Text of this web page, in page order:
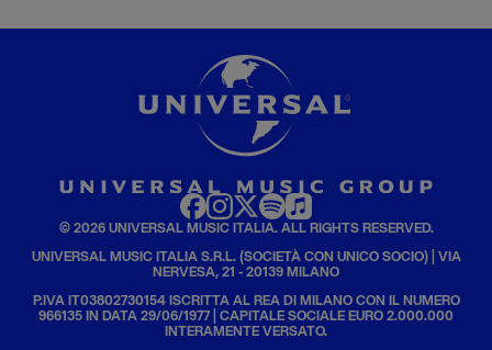
© 2026 UNIVERSAL MUSIC ITALIA. ALL RIGHTS RESERVED.
UNIVERSAL MUSIC ITALIA S.R.L. (SOCIETÀ CON UNICO SOCIO) | VIA
NERVESA, 21 - 20139 MILANO
P.IVA IT03802730154 ISCRITTA AL REA DI MILANO CON IL NUMERO
966135 IN DATA 29/06/1977 | CAPITALE SOCIALE EURO 2.000.000
INTERAMENTE VERSATO.